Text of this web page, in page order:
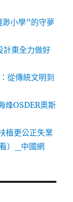
小學”的守夢
計東全力做好
從傳統文明到
烽OSDER奧斯
植更公正失業
）_中國網